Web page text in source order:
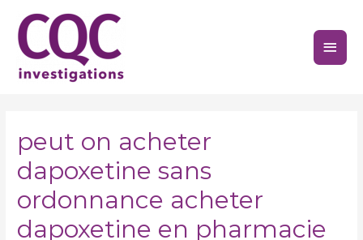
content
Main
peut on acheter
dapoxetine sans
ordonnance acheter
dapoxetine en pharmacie